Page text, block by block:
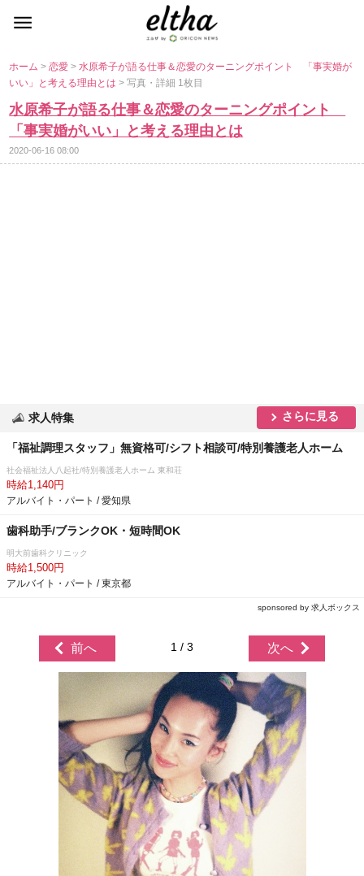
ホーム>恋愛>水原希子が語る仕事＆恋愛のターニングポイント 「事実婚が
いい」と考える理由とは> 写真・詳細 1枚目
水原希子が語る仕事＆恋愛のターニングポイント
「事実婚がいい」と考える理由とは
2020-06-16 08:00
求人特集 さらに見る
「福祉調理スタッフ」無資格可/シフト相談可/特別養護老人ホーム
社会福祉法人八起社/特別養護老人ホーム 東和荘
時給1,140円
アルバイト・パート / 愛知県
歯科助手/ブランクOK・短時間OK
明大前歯科クリニック
時給1,500円
アルバイト・パート / 東京都
sponsored by 求人ボックス
前へ 1 / 3 次へ